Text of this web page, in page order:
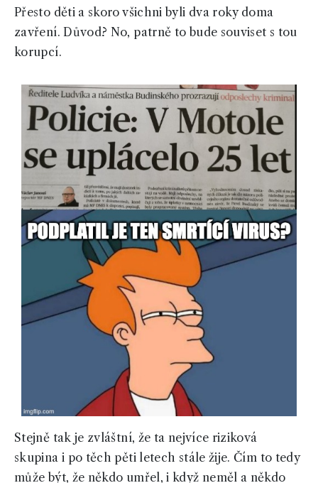
Přesto děti a skoro všichni byli dva roky doma
zavření. Důvod? No, patrně to bude souviset s tou
korupcí.
Stejně tak je zvláštní, že ta nejvíce riziková
skupina i po těch pěti letech stále žije. Čím to tedy
může být, že někdo umřel, i když neměl a někdo